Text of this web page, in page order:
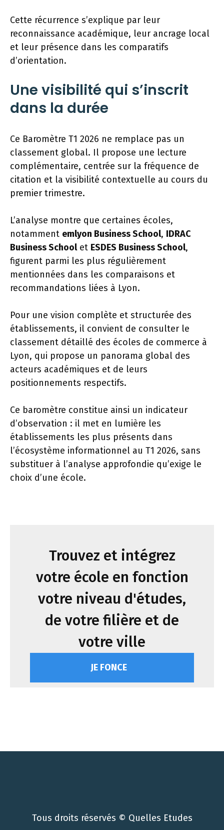
Cette récurrence s’explique par leur
reconnaissance académique, leur ancrage local
et leur présence dans les comparatifs
d’orientation.
Une visibilité qui s’inscrit
dans la durée
Ce Baromètre T1 2026 ne remplace pas un
classement global. Il propose une lecture
complémentaire, centrée sur la fréquence de
citation et la visibilité contextuelle au cours du
premier trimestre.
L’analyse montre que certaines écoles,
notamment emlyon Business School, IDRAC
Business Schoolet ESDES Business School,
figurent parmi les plus régulièrement
mentionnées dans les comparaisons et
recommandations liées à Lyon.
Pour une vision complète et structurée des
établissements, il convient de consulter le
classement détaillé des écoles de commerce à
Lyon, qui propose un panorama global des
acteurs académiques et de leurs
positionnements respectifs.
Ce baromètre constitue ainsi un indicateur
d’observation : il met en lumière les
établissements les plus présents dans
l’écosystème informationnel au T1 2026, sans
substituer à l’analyse approfondie qu’exige le
choix d’une école.
Trouvez et intégrez
votre école en fonction
votre niveau d'études,
de votre filière et de
votre ville
JE FONCE
Tous droits réservés © Quelles Etudes